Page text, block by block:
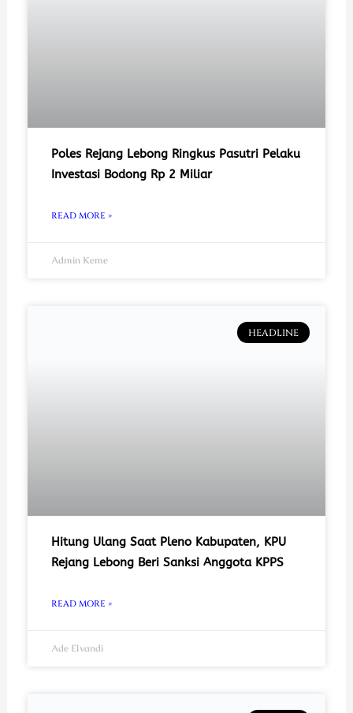
Poles Rejang Lebong Ringkus Pasutri Pelaku
Investasi Bodong Rp 2 Miliar
READ MORE »
Admin Keme
HEADLINE
Hitung Ulang Saat Pleno Kabupaten, KPU
Rejang Lebong Beri Sanksi Anggota KPPS
READ MORE »
Ade Elvandi